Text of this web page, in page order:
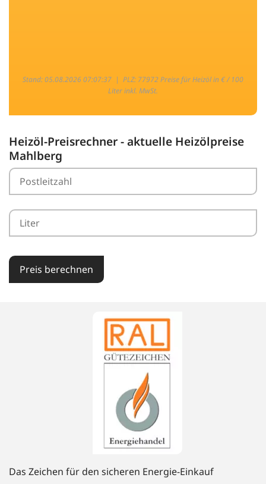
Stand: 05.08.2026 07:07:37 | PLZ: 77972 Preise für Heizöl in € / 100
Liter inkl. MwSt.
Heizöl-Preisrechner - aktuelle Heizölpreise
Mahlberg
Preis berechnen
Das Zeichen für den sicheren Energie-Einkauf